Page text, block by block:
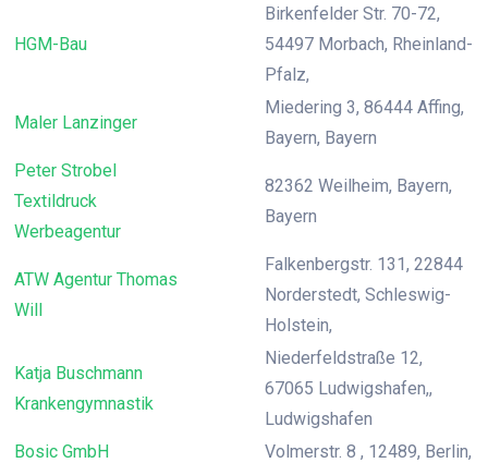
HGM-Bau
Birkenfelder Str. 70-72,
54497 Morbach, Rheinland-
Pfalz,
Maler Lanzinger
Miedering 3, 86444 Affing,
Bayern, Bayern
Peter Strobel
Textildruck
Werbeagentur
82362 Weilheim, Bayern,
Bayern
ATW Agentur Thomas
Will
Falkenbergstr. 131, 22844
Norderstedt, Schleswig-
Holstein,
Katja Buschmann
Krankengymnastik
Niederfeldstraße 12,
67065 Ludwigshafen,,
Ludwigshafen
Bosic GmbH
Volmerstr. 8 , 12489, Berlin,